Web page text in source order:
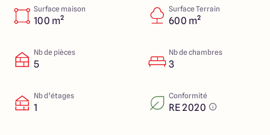
4.7 4.7
Surface maison
100 m²
Surface Terrain
600 m²
Nb de pièces
5
Nb de chambres
3
Nb d’étages
1
Conformité
RE 2020